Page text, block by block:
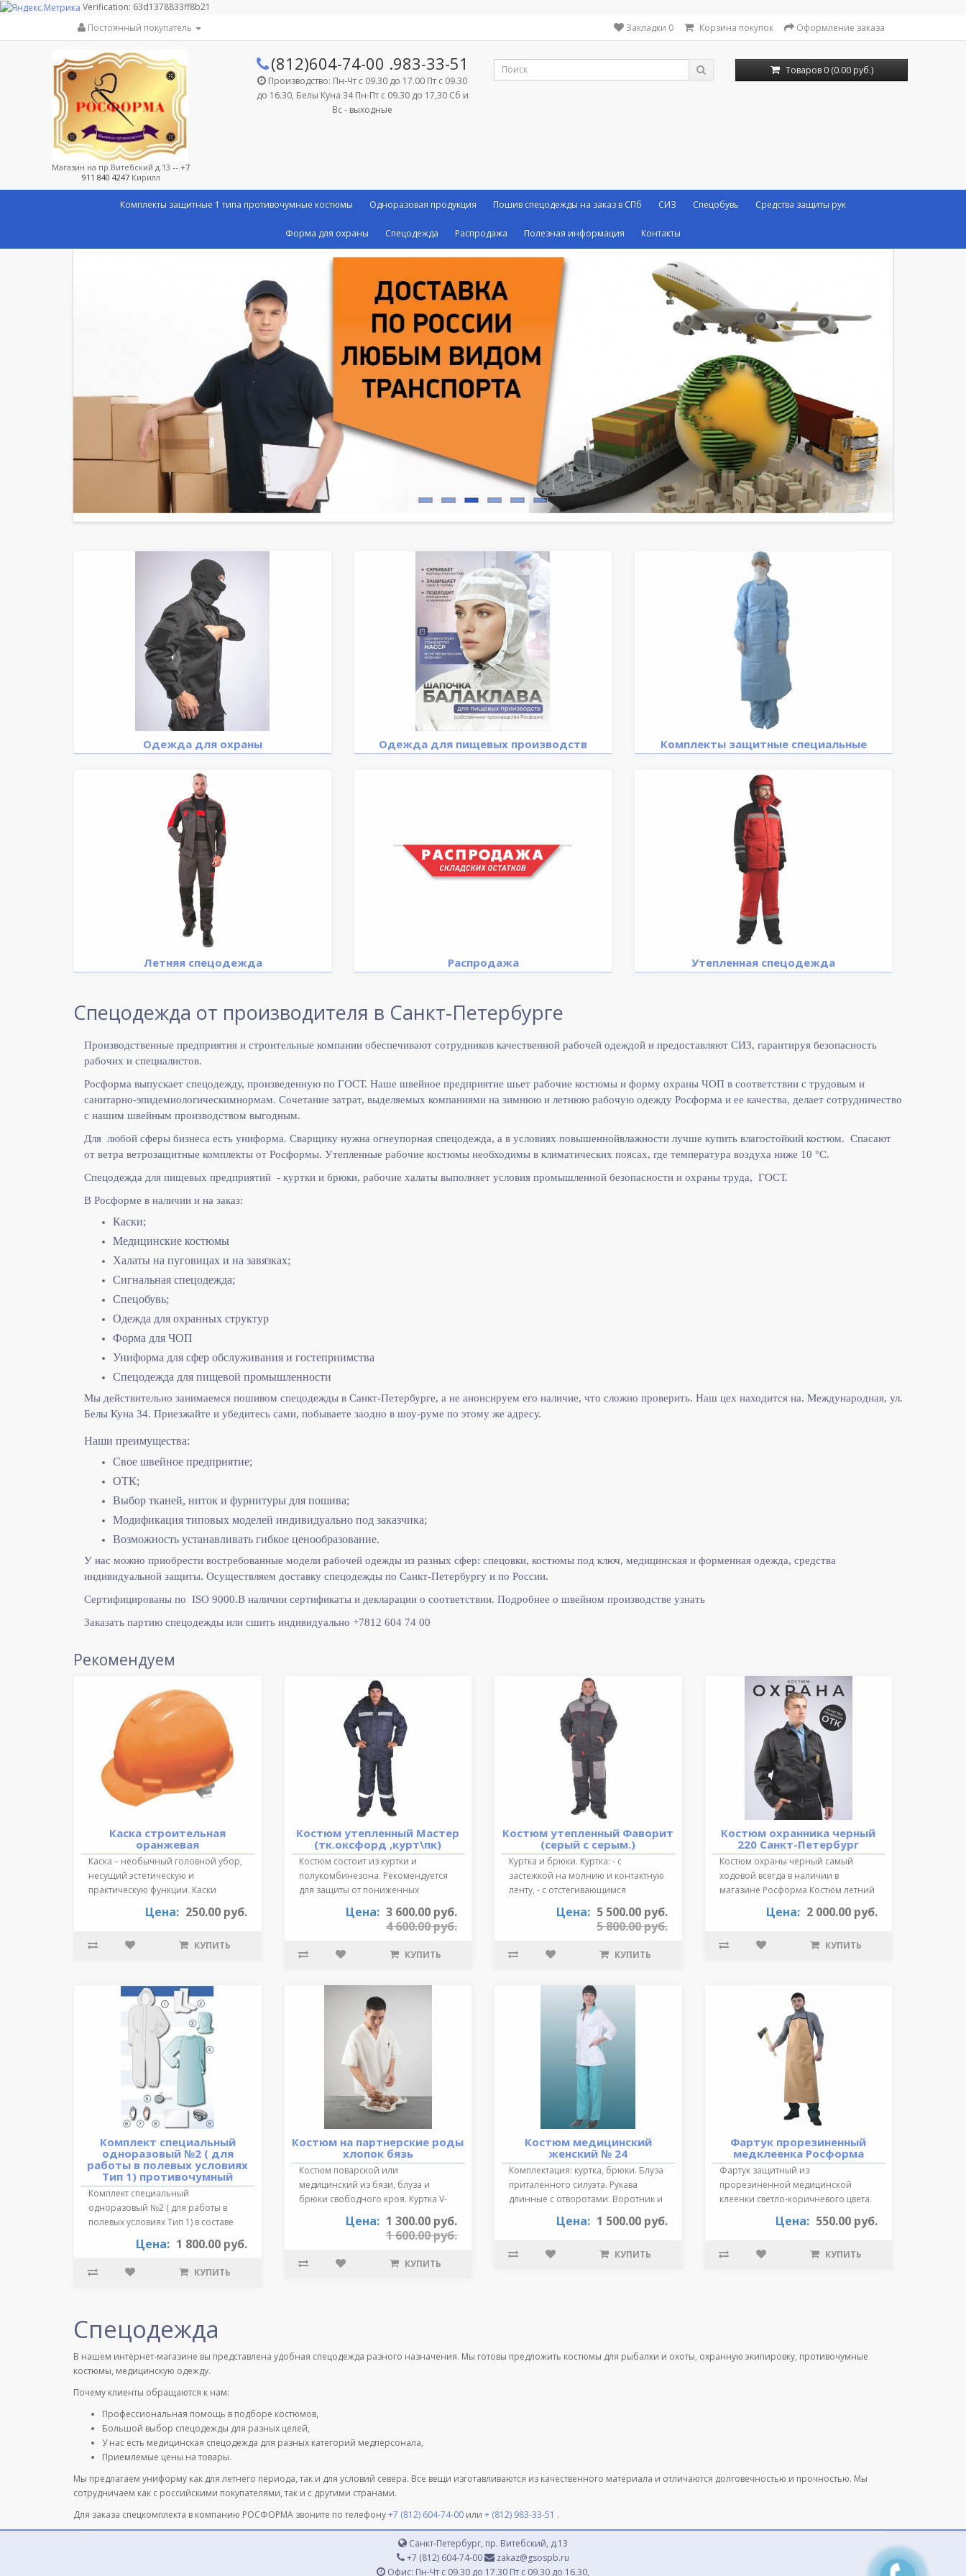
Verification: 63d1378833ff8b21
Постоянный покупатель
Закладки 0 Корзина покупок Оформление заказа
Магазин на пр.Витебский д.13 -- +7
911 840 4247Кирилл
(812)604-74-00 .983-33-51
Производство: Пн-Чт с 09.30 до 17.00 Пт с 09.30
до 16.30, Белы Куна 34 Пн-Пт с 09.30 до 17,30 Сб и
Вс - выходные
Товаров 0 (0.00 руб.)
Комплекты защитные 1 типа противочумные костюмы Одноразовая продукция Пошив спецодежды на заказ в СПб СИЗ Спецобувь Средства защиты рук
Форма для охраны Спецодежда Распродажа Полезная информация Контакты
Одежда для охраны Одежда для пищевых производств Комплекты защитные специальные
Летняя спецодежда Распродажа Утепленная спецодежда
Спецодежда от производителя в Санкт-Петербурге
Производственные предприятия и строительные компании обеспечивают сотрудников качественной рабочей одеждой и предоставляют СИЗ, гарантируя безопасность
рабочих и специалистов.
Росформа выпускает спецодежду, произведенную по ГОСТ. Наше швейное предприятие шьет рабочие костюмы и форму охраны ЧОП в соответствии с трудовым и
санитарно-эпидемиологическимнормам. Сочетание затрат, выделяемых компаниями на зимнюю и летнюю рабочую одежду Росформа и ее качества, делает сотрудничество
с нашим швейным производством выгодным.
Для любой сферы бизнеса есть униформа. Сварщику нужна огнеупорная спецодежда, а в условиях повышеннойвлажности лучше купить влагостойкий костюм. Спасают
от ветра ветрозащитные комплекты от Росформы. Утепленные рабочие костюмы необходимы в климатических поясах, где температура воздуха ниже 10 °C.
Спецодежда для пищевых предприятий - куртки и брюки, рабочие халаты выполняет условия промышленной безопасности и охраны труда, ГОСТ.
В Росформе в наличии и на заказ:
Каски;
Медицинские костюмы
Халаты на пуговицах и на завязках;
Сигнальная спецодежда;
Спецобувь;
Одежда для охранных структур
Форма для ЧОП
Униформа для сфер обслуживания и гостеприимства
Спецодежда для пищевой промышленности
Мы действительно занимаемся пошивом спецодежды в Санкт-Петербурге, а не анонсируем его наличие, что сложно проверить. Наш цех находится на. Международная, ул.
Белы Куна 34. Приезжайте и убедитесь сами, побываете заодно в шоу-руме по этому же адресу.
Наши преимущества:
Свое швейное предприятие;
ОТК;
Выбор тканей, ниток и фурнитуры для пошива;
Модификация типовых моделей индивидуально под заказчика;
Возможность устанавливать гибкое ценообразование.
У нас можно приобрести востребованные модели рабочей одежды из разных сфер: спецовки, костюмы под ключ, медицинская и форменная одежда, средства
индивидуальной защиты. Осуществляем доставку спецодежды по Санкт-Петербургу и по России.
Сертифицированы по ISO 9000.В наличии сертификаты и декларации о соответствии. Подробнее о швейном производстве узнать
Заказать партию спецодежды или сшить индивидуально +7812 604 74 00
Рекомендуем
Каска строительная
оранжевая
Каска – необычный головной убор,
несущий эстетическую и
практическую функции. Каски
Цена: 250.00 руб.
КУПИТЬ
Костюм утепленный Мастер
(тк.оксфорд ,курт\пк)
Костюм состоит из куртки и
полукомбинезона. Рекомендуется
для защиты от пониженных
Цена: 3 600.00 руб.
4 600.00 руб.
КУПИТЬ
Костюм утепленный Фаворит
(серый с серым.)
Куртка и брюки. Куртка: - с
застежкой на молнию и контактную
ленту, - с отстегивающимся
Цена: 5 500.00 руб.
5 800.00 руб.
КУПИТЬ
Костюм охранника черный
220 Санкт-Петербург
Костюм охраны черный самый
ходовой всегда в наличии в
магазине Росформа Костюм летний
Цена: 2 000.00 руб.
КУПИТЬ
Комплект специальный
одноразовый №2 ( для
работы в полевых условиях
Тип 1) противочумный
Комплект специальный
одноразовый №2 ( для работы в
полевых условиях Тип 1) в составе
Цена: 1 800.00 руб.
КУПИТЬ
Костюм на партнерские роды
хлопок бязь
Костюм поварской или
медицинский из бязи, блуза и
брюки свободного кроя. Куртка V-
Цена: 1 300.00 руб.
1 600.00 руб.
КУПИТЬ
Костюм медицинский
женский № 24
Комплектация: куртка, брюки. Блуза
приталенного силуэта. Рукава
длинные с отворотами. Воротник и
Цена: 1 500.00 руб.
КУПИТЬ
Фартук прорезиненный
медклеенка Росформа
Фартук защитный из
прорезиненной медицинской
клеенки светло-коричневого цвета.
Цена: 550.00 руб.
КУПИТЬ
Спецодежда
В нашем интернет-магазине вы представлена удобная спецодежда разного назначения. Мы готовы предложить костюмы для рыбалки и охоты, охранную экипировку, противочумные
костюмы, медицинскую одежду.
Почему клиенты обращаются к нам:
Профессиональная помощь в подборе костюмов,
Большой выбор спецодежды для разных целей,
У нас есть медицинская спецодежда для разных категорий медперсонала,
Приемлемые цены на товары.
Мы предлагаем униформу как для летнего периода, так и для условий севера. Все вещи изготавливаются из качественного материала и отличаются долговечностью и прочностью. Мы
сотрудничаем как с российскими покупателями, так и с другими странами.
Для заказа спецкомплекта в компанию РОСФОРМА звоните по телефону+7 (812) 604-74-00 или + (812) 983-33-51 .
Санкт-Петербург, пр. Витебский, д.13
+7 (812) 604-74-00
zakaz@gsospb.ru
Офис: Пн-Чт с 09.30 до 17.30 Пт с 09.30 до 16.30,